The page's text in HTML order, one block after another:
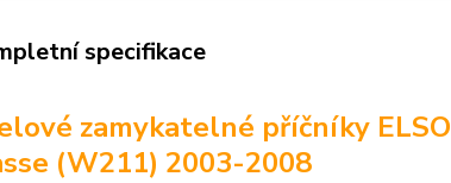
specifikace
zamykatelné příčníky
(W211) 2003-2008